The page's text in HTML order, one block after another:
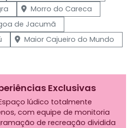
Morro do Careca
de Jacumã
Maior Cajueiro do Mundo
Exclusivas
lúdico totalmente
com equipe de monitoria
de recreação dividida